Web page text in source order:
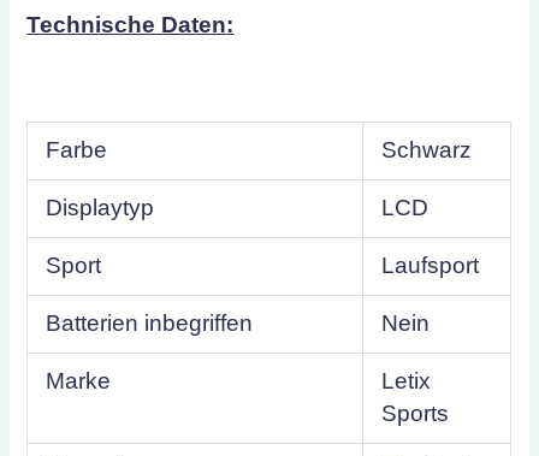
Technische Daten:
Farbe Schwarz
Displaytyp LCD
Sport Laufsport
Batterien inbegriffen Nein
Marke
Letix
Sports